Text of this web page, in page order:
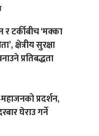
र टर्कीबीच ‘मक्का
क्षेत्रीय सुरक्षा
प्रतिबद्धता
प्रदर्शन,
घेराउ गर्ने